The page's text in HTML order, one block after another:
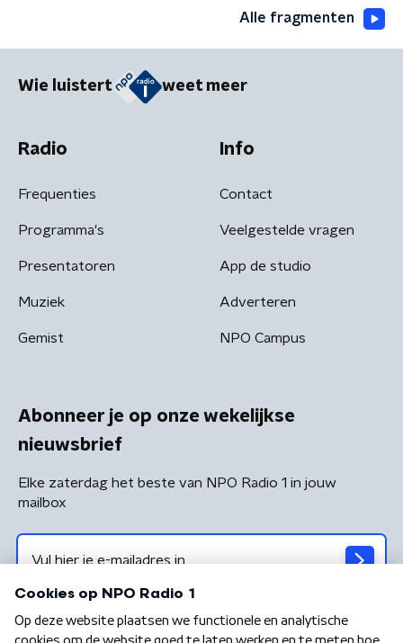
Alle fragmenten
Wie luistert weet meer
Radio
Frequenties
Programma's
Presentatoren
Muziek
Gemist
Info
Contact
Veelgestelde vragen
App de studio
Adverteren
NPO Campus
Abonneer je op onze wekelijkse
nieuwsbrief
Elke zaterdag het beste van NPO Radio 1 in jouw
mailbox